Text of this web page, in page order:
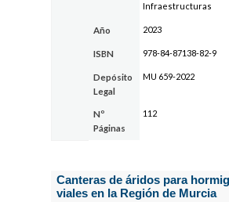
Infraestructuras
Año 2023
ISBN 978-84-87138-82-9
Depósito
Legal
MU 659-2022
Nº
Páginas
112
Canteras de áridos para
viales en la Región de Murcia